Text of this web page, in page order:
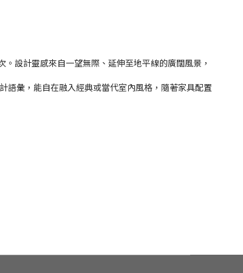
設計靈感來自一望無際、延伸至地平線的廣闊風景，
彙，能自在融入經典或當代室內風格，隨著家具配置